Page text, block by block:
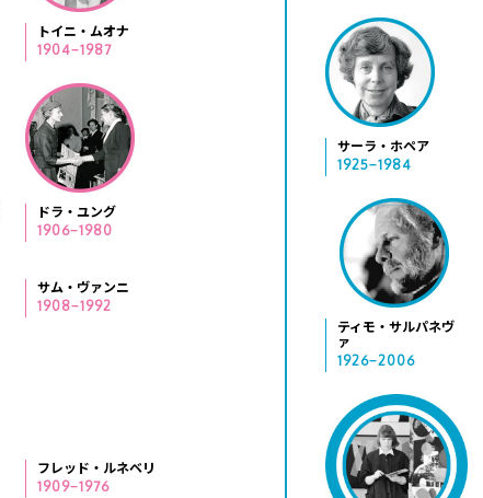
トイニ・ムオナ
1904−1987
ドラ・ユング
1906−1980
サム・ヴァンニ
1908−1992
フレッド・ルネベリ
1909−1976
サーラ・ホペア
1925−1984
ティモ・サルパネヴ
ァ
1926−2006